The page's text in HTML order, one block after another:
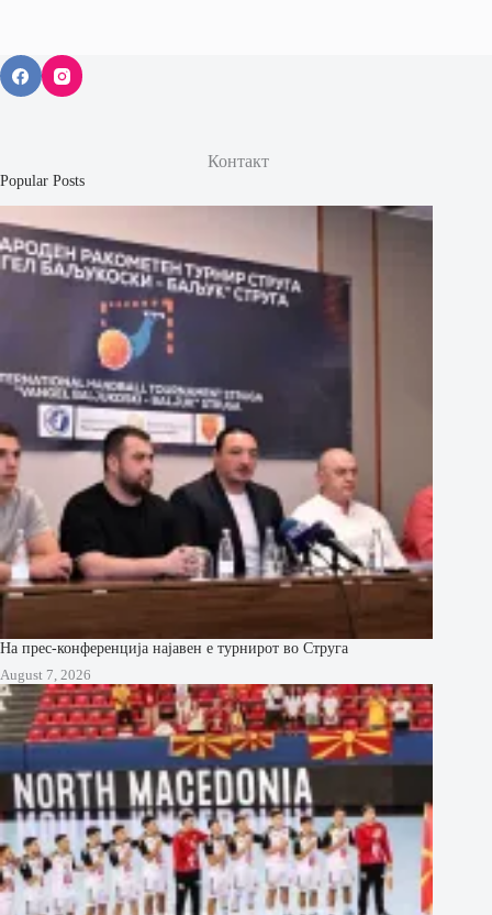
Контакт
Popular Posts
На прес-конференција најавен е турнирот во Струга
August 7, 2026